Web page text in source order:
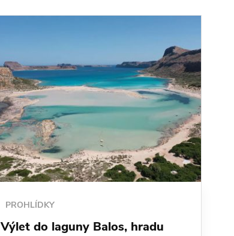
PROHLÍDKY
Výlet do laguny Balos, hradu